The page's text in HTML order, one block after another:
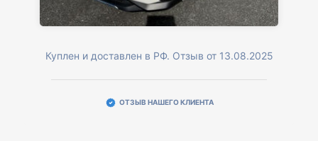
Куплен и доставлен в РФ. Отзыв от 13.08.2025
ОТЗЫВ НАШЕГО КЛИЕНТА